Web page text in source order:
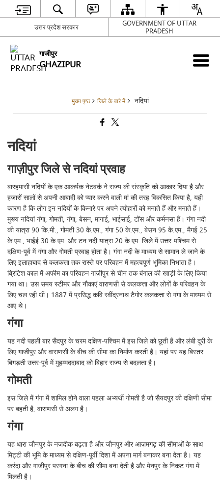
उत्तर प्रदेश सरकार
GOVERNMENT OF UTTAR
PRADESH
गाजीपुर
GHAZIPUR
मुख्य पृष्ठ जिले के बारे में नदियां
नदियां
गाज़ीपुर जिले से नदियां प्रवाह
बारहमासी नदियों के एक आकर्षक नेटवर्क ने राज्य की संस्कृति को आकार दिया है और
हजारों सालों से अपनी आबादी को प्यार करने वाली मां की तरह विकसित किया है, यही
कारण है कि लोग इन नदियों के किनारे पर अपने त्योहारों को मनाते हैं और मनाते हैं।
मुख्य नदियां गंगा, गोमती, गंगा, बेसन, मागाई, भाईसाई, टोंस और कर्मनसा हैं। गंगा नदी
की यात्रा 90 कि.मी., गोमती 30 के.एम., गंगा 50 के.एम., बेसन 95 के.एम., मैगई 25
के.एम., भाईई 30 के.एम. और टन नदी यात्रा 20 के.एम. जिले में उत्तर-पश्चिम से
दक्षिण-पूर्व में गंगा और गोमती प्रवाह होता है। गंगा नदी के माध्यम से सामान ले जाने के
लिए इलाहाबाद से कलकत्ता तक रास्ते पर परिवहन में महत्वपूर्ण भूमिका निभाता है।
ब्रिटिश काल में अफीम का परिवहन गाज़ीपुर से चीन तक बंगाल की खाड़ी के लिए किया
गया था। उस समय स्टीमर और नौकाएं वाराणसी से कलकत्ता और लोगों के परिवहन के
लिए चल रही थीं। 1887 में प्रसिद्ध कवि रवींद्रनाथ टैगोर कलकत्ता से गंगा के माध्यम से
आए थे।
गंगा
यह नदी पहली बार सैदपुर के चरम दक्षिण-पश्चिम में इस जिले को छूती है और लंबी दूरी के
लिए गाजीपुर और वाराणसी के बीच की सीमा का निर्माण करती है। यहां पर यह बिस्तर
बिगड़ती उत्तर-पूर्व में मुहम्मददाबाद को बिहार राज्य से बदलता है।
गोमती
इस जिले में गंगा में शामिल होने वाला पहला अभ्यर्थी गोमती है जो सैयदपुर की दक्षिणी सीमा
पर बहती है, वाराणसी से अलग है।
गंगा
यह धारा जौनपुर के नजदीक बढ़ता है और जौनपुर और आज़मगढ़ की सीमाओं के साथ
मिट्टी की भूमि के माध्यम से दक्षिण-पूर्वी दिशा में अपना मार्ग बनाकर बना देता है। यह
करंदा और गाजीपुर परगना के बीच की सीमा बना देती है और मेनपुर के निकट गंगा में
मिलती है।